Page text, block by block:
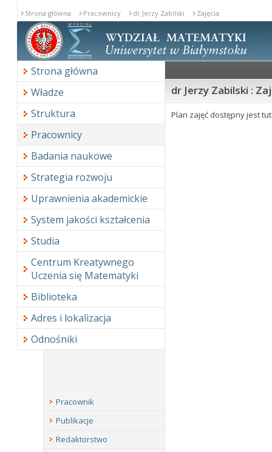
Strona główna Pracownicy dr Jerzy Zabilski Zajęcia
Strona główna
Władze
Struktura
Pracownicy
Badania naukowe
Strategia rozwoju
Uprawnienia akademickie
System jakości kształcenia
Studia
Centrum Kreatywnego
Uczenia się Matematyki
Biblioteka
Adres i lokalizacja
Odnośniki
dr Jerzy Zabilski :
Plan zajęć dostępny jest
Pracownik
Publikacje
Redaktorstwo